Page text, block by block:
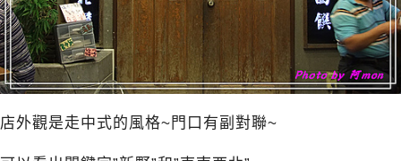
店外觀是走中式的風格~門口有副對聯~